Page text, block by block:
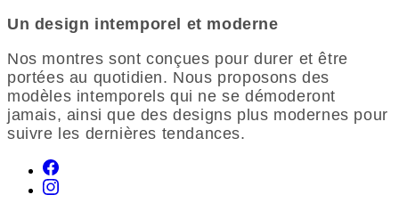
Un design intemporel et moderne
Nos montres sont conçues pour durer et être
portées au quotidien. Nous proposons des
modèles intemporels qui ne se démoderont
jamais, ainsi que des designs plus modernes pour
suivre les dernières tendances.